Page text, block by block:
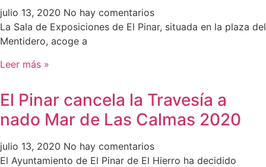
julio 13, 2020 No hay comentarios
La Sala de Exposiciones de El Pinar, situada en la plaza del
Mentidero, acoge a
Leer más »
El Pinar cancela la Travesía a
nado Mar de Las Calmas 2020
julio 13, 2020 No hay comentarios
El Ayuntamiento de El Pinar de El Hierro ha decidido